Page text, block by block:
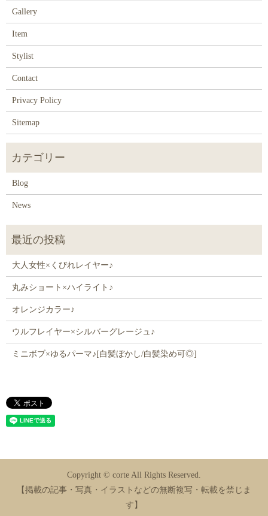
Gallery
Item
Stylist
Contact
Privacy Policy
Sitemap
Blog
News
大人女性×くびれレイヤー♪
丸みショート×ハイライト♪
オレンジカラー♪
ウルフレイヤー×シルバーグレージュ♪
ミニボブ×ゆるパーマ♪[白髪ぼかし/白髪染め可◎]
Copyright © corte All Rights Reserved.
【掲載の記事・写真・イラストなどの無断複写・転載を禁じま
す】